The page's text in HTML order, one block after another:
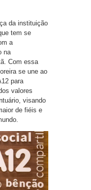
da instituição
tem se
a
na
Com essa
se une ao
para
valores
visando
de fiéis e